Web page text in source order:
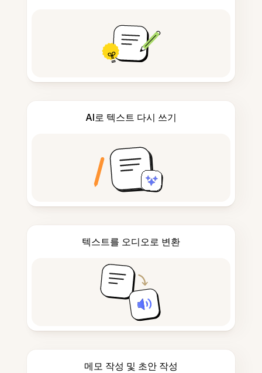
AI로 텍스트 다시 쓰기
텍스트를 오디오로 변환
메모 작성 및 초안 작성